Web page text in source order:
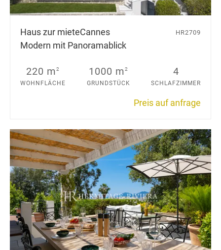
Haus zur mieteCannes
Modern mit Panoramablick
HR2709
220 m2
WOHNFLÄCHE
1000 m2
GRUNDSTÜCK
4
SCHLAFZIMMER
Preis auf anfrage